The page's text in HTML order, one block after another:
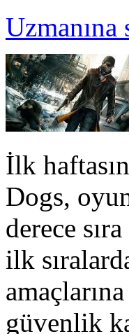
İlk
Dogs,
derece
ilk
güvenlik